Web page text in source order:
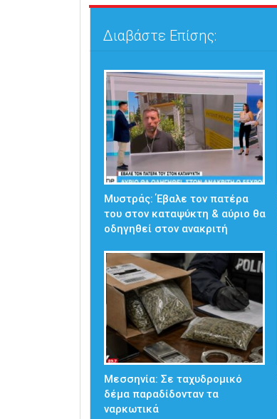
Διαβάστε Επίσης:
Μυστράς: Έβαλε τον πατέρα
του στον καταψύκτη & αύριο θα
οδηγηθεί στον ανακριτή
Μεσσηνία: Σε ταχυδρομικό
δέμα παραδίδονταν τα
ναρκωτικά